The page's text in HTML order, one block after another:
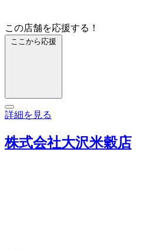
この店舗を応援する！
ここから応援
詳細を見る
株式会社大沢米穀店